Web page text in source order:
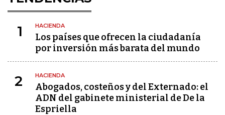
1 HACIENDA
Los países que ofrecen la ciudadanía
por inversión más barata del mundo
2 HACIENDA
Abogados, costeños y del Externado: el
ADN del gabinete ministerial de De la
Espriella